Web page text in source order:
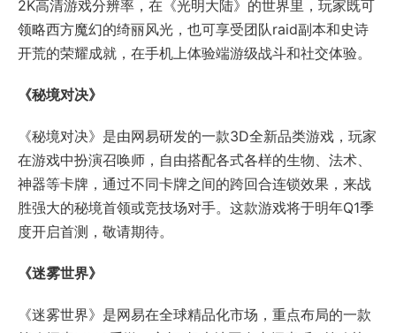
度开启首测，敬请期待。
《迷雾世界》
《迷雾世界》是网易在全球精品化市场，重点布局的一款
作开荒”玩法。游戏重磅打造多张史诗大地图，包含上千种
丰富多样的隐藏奇遇等待探索！游戏推崇玩家交互协作，
回归游戏最本真的乐趣。
《坦克世界闪击战》
《坦克世界闪击战》是由全球知名战争网游《坦克世界》
媲美端游的视觉和玩法，在你的移动设备上完美还原。依